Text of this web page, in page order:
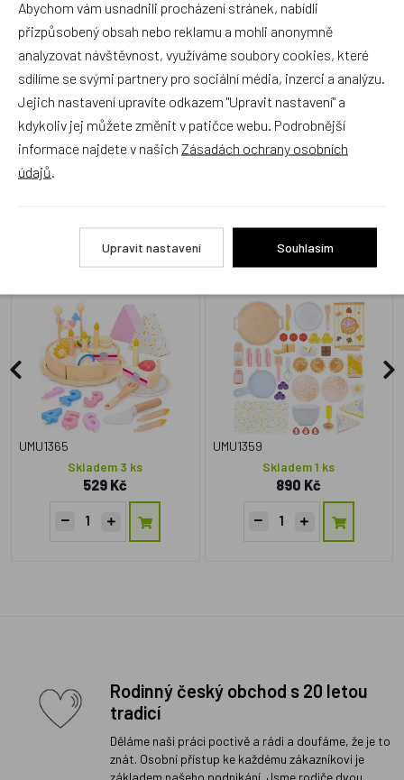
Produkt zatím nemá žádné hodnocení,buďte první, kdo
produkt ohodnotí!
Přidat hodnocení
UMU - Narozeninový dort
UMU1365
Skladem 3 ks
529 Kč
UMU1359
Skladem 1 ks
890 Kč
Rodinný český obchod s 20 letou
tradicí
Děláme naši práci poctivě a rádi a doufáme, že je to
znát. Osobní přístup ke každému zákazníkovi je
Abychom vám usnadnili procházení stránek, nabídli
přizpůsobený obsah nebo reklamu a mohli anonymně
analyzovat návštěvnost, využíváme soubory cookies, které
sdílíme se svými partnery pro sociální média, inzerci a analýzu.
Jejich nastavení upravíte odkazem "Upravit nastavení" a
kdykoliv jej můžete změnit v patičce webu. Podrobnější
informace najdete v našich Zásadách ochrany osobních
údajů
Upravit nastavení Souhlasím